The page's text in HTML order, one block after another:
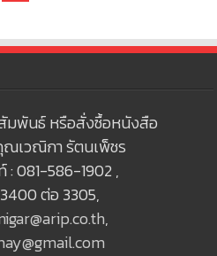
มพันธ์ หรือสั่งซื้อหนังสือ
เวณิกา รัตนเพ็ชร
: 081-586-1902 ,
ต่อ 3305,
,